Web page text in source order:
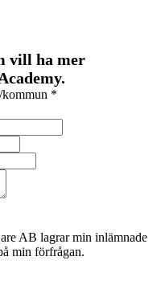
vill ha mer
*
AB lagrar min inlämnade
min förfrågan.